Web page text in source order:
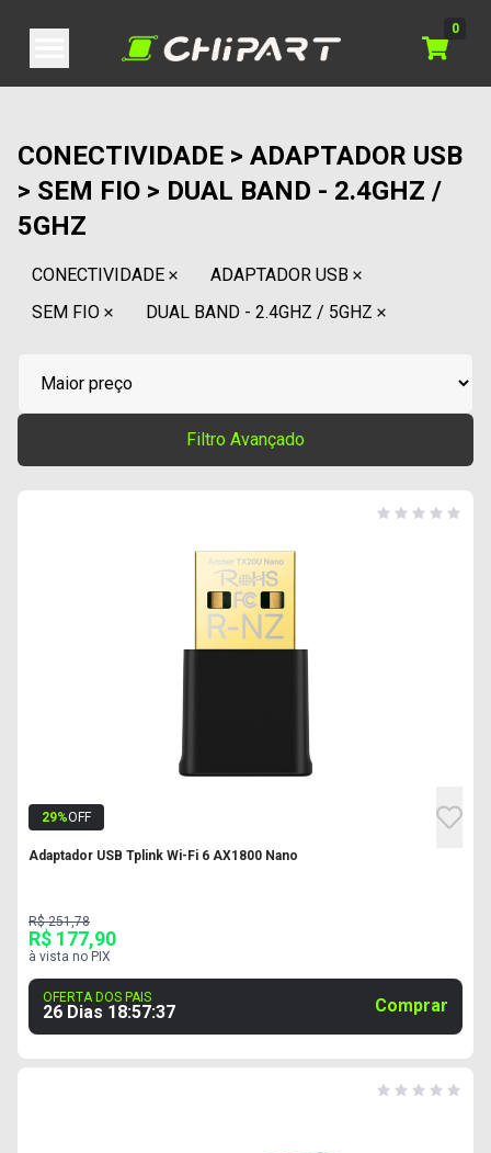
0
CONECTIVIDADE > ADAPTADOR USB
> SEM FIO > DUAL BAND - 2.4GHZ /
5GHZ
CONECTIVIDADE
ADAPTADOR USB
SEM FIO
DUAL BAND - 2.4GHZ / 5GHZ
Filtro Avançado
29%OFF
Adaptador USB Tplink Wi-Fi 6 AX1800 Nano
R$ 251,78
R$ 177,90
à vista no PIX
OFERTA DOS PAIS
26 Dias 18:57:37 Comprar